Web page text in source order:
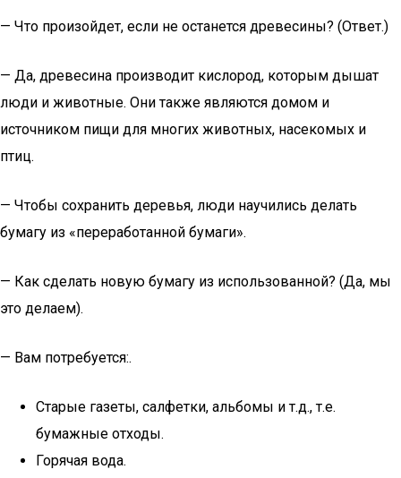
— Что произойдет, если не останется древесины? (Ответ.)
— Да, древесина производит кислород, которым дышат
люди и животные. Они также являются домом и
источником пищи для многих животных, насекомых и
птиц.
— Чтобы сохранить деревья, люди научились делать
бумагу из «переработанной бумаги».
— Как сделать новую бумагу из использованной? (Да, мы
это делаем).
— Вам потребуется:.
Старые газеты, салфетки, альбомы и т.д., т.е.
бумажные отходы.
Горячая вода.